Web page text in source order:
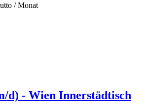
/ Monat
d) - Wien Innerstädtisch